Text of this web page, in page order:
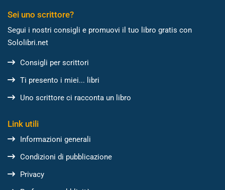
Sei uno scrittore?
Segui i nostri consigli e promuovi il tuo libro gratis con
Sololibri.net
Consigli per scrittori
Ti presento i miei... libri
Uno scrittore ci racconta un libro
Link utili
Informazioni generali
Condizioni di pubblicazione
Privacy